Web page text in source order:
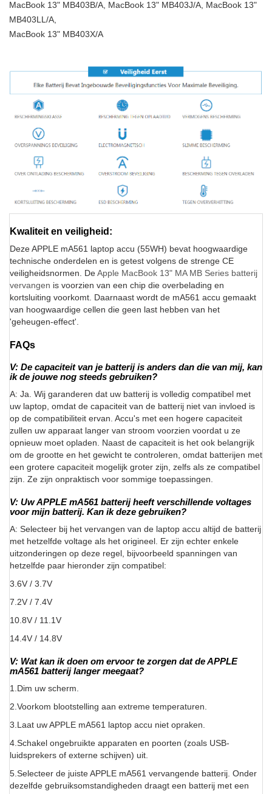
MacBook 13" MB403B/A, MacBook 13" MB403J/A, MacBook 13"
MB403LL/A,
MacBook 13" MB403X/A
Kwaliteit en veiligheid:
Deze APPLE mA561 laptop accu (55WH) bevat hoogwaardige
technische onderdelen en is getest volgens de strenge CE
veiligheidsnormen. DeApple MacBook 13" MA MB Series batterij
vervangen is voorzien van een chip die overbelading en
kortsluiting voorkomt. Daarnaast wordt de mA561 accu gemaakt
van hoogwaardige cellen die geen last hebben van het
'geheugen-effect'.
FAQs
V: De capaciteit van je batterij is anders dan die van mij, kan
ik de jouwe nog steeds gebruiken?
A: Ja. Wij garanderen dat uw batterij is volledig compatibel met
uw laptop, omdat de capaciteit van de batterij niet van invloed is
op de compatibiliteit ervan. Accu's met een hogere capaciteit
zullen uw apparaat langer van stroom voorzien voordat u ze
opnieuw moet opladen. Naast de capaciteit is het ook belangrijk
om de grootte en het gewicht te controleren, omdat batterijen met
een grotere capaciteit mogelijk groter zijn, zelfs als ze compatibel
zijn. Ze zijn onpraktisch voor sommige toepassingen.
V: Uw APPLE mA561 batterij heeft verschillende voltages
voor mijn batterij. Kan ik deze gebruiken?
A: Selecteer bij het vervangen van de laptop accu altijd de batterij
met hetzelfde voltage als het origineel. Er zijn echter enkele
uitzonderingen op deze regel, bijvoorbeeld spanningen van
hetzelfde paar hieronder zijn compatibel:
3.6V / 3.7V
7.2V / 7.4V
10.8V / 11.1V
14.4V / 14.8V
V: Wat kan ik doen om ervoor te zorgen dat de APPLE
mA561 batterij langer meegaat?
1.Dim uw scherm.
2.Voorkom blootstelling aan extreme temperaturen.
3.Laat uw APPLE mA561 laptop accu niet opraken.
4.Schakel ongebruikte apparaten en poorten (zoals USB-
luidsprekers of externe schijven) uit.
5.Selecteer de juiste APPLE mA561 vervangende batterij. Onder
dezelfde gebruiksomstandigheden draagt een batterij met een